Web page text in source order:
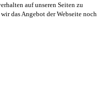
auf unseren Seiten zu
das Angebot der Webseite noch